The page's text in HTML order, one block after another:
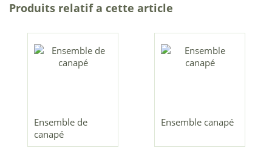
Produits relatif a cette article
Ensemble de
canapé
Ensemble canapé